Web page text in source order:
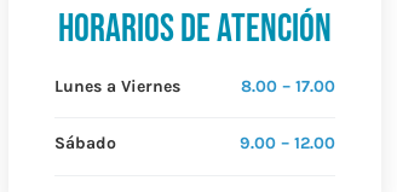
Horarios de atención
Lunes a Viernes 8.00 – 17.00
Sábado 9.00 – 12.00